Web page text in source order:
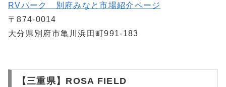
RVパーク 別府みなと市場紹介ページ
〒874-0014
大分県別府市亀川浜田町991-183
【三重県】ROSA FIELD